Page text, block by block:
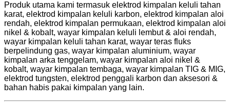
Produk utama kami termasuk elektrod kimpalan keluli tahan
karat, elektrod kimpalan keluli karbon, elektrod kimpalan aloi
rendah, elektrod kimpalan permukaan, elektrod kimpalan aloi
nikel & kobalt, wayar kimpalan keluli lembut & aloi rendah,
wayar kimpalan keluli tahan karat, wayar teras fluks
berpelindung gas, wayar kimpalan aluminium, wayar
kimpalan arka tenggelam, wayar kimpalan aloi nikel &
kobalt, wayar kimpalan tembaga, wayar kimpalan TIG & MIG,
elektrod tungsten, elektrod penggali karbon dan aksesori &
bahan habis pakai kimpalan yang lain.